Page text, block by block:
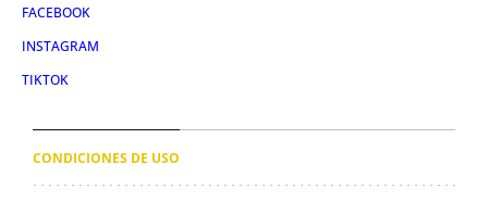
FACEBOOK
INSTAGRAM
TIKTOK
CONDICIONES DE USO